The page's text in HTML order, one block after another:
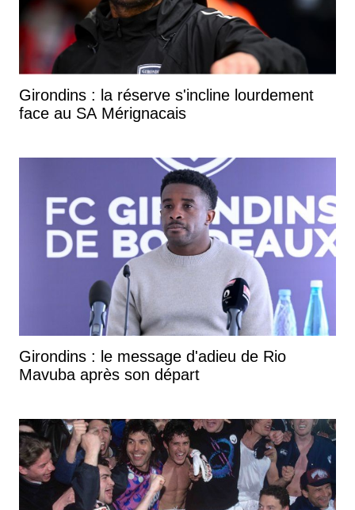
Girondins : la réserve s'incline lourdement
face au SA Mérignacais
Girondins : le message d'adieu de Rio
Mavuba après son départ